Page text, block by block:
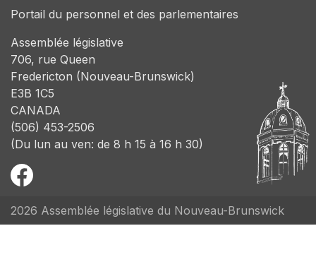
Portail du personnel et des parlementaires
Assemblée législative
706, rue Queen
Fredericton (Nouveau-Brunswick)
E3B 1C5
CANADA
(506) 453-2506
(Du lun au ven: de 8 h 15 à 16 h 30)
2026 Assemblée législative du Nouveau-Brunswick